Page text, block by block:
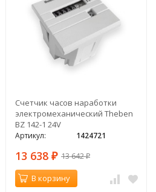
Счетчик часов наработки
электромеханический Theben
BZ 142-1 24V
Артикул: 1424721
13 638 ₽ 13 642₽
В корзину